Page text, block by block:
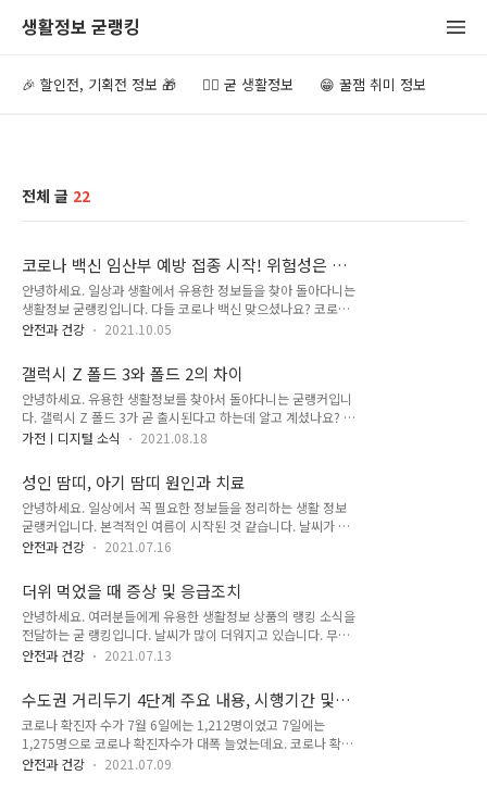
생활정보 굳랭킹
🎉 할인전, 기획전 정보 🎁 👍🏻 굳 생활정보 😁 꿀잼 취미 정보
전체 글 22
코로나 백신 임산부 예방 접종 시작! 위험성은 없
는가?
안녕하세요. 일상과 생활에서 유용한 정보들을 찾아 돌아다니는
생활정보 굳랭킹입니다. 다들 코로나 백신 맞으셨나요? 코로나
가 발생한 지 2년이 다 되어가고 있습니다. 세계적으로 대 유행
들의 안녕과 평화를 바랍니다. 임산부 코로나 백신 예방 접종 시
작 정부에서는 오는 8일부터 임산부 분들의 코라나 백신 예방 접
종을 시작한다고 합니다. 그동안 코로나 백신 예방 접종을 받고
싶었지만 임신으로 인하여 예방 접종을 받지 못하셨던 분들은 오
는 8일에 코로나 백신 예약 신청하셔서 꼭 코로나 예방접종받으
산모에게 악영향을 끼치는 것이 아닌가 라고 생각이 들 수 있으
나, 백신으로 인하여 산모와 태아에..
안전과 건강 2021.10.05
갤럭시 Z 폴드 3와 폴드 2의 차이
안녕하세요. 유용한 생활정보를 찾아서 돌아다니는 굳랭커입니
다. 갤럭시 Z 폴드 3가 곧 출시된다고 하는데 알고 계셨나요? 이
번에 나온 갤럭시 폴드 3는 지난 갤럭시 폴드 2에 비해서 굉장히
다. 갤럭시 폴드 3 폴드 2와의 차이 사실 지난 갤럭시 폴드 2 까
지는 신기하긴 했지만 몇 가지 단점들 때문에 구매가 망설여졌었
어요. 하지만 이번에 나온 갤럭시 폴드 3은 제가 생각했던 단점
들을 모두 보완하여 출시되었더라고요. 역시 소비자의 니즈를 잘
파악하는 대기업 삼성 답습니다. 갤럭시 Z 폴드 3 S Pen 사용 제
로 S펜의 기능들을 활용할 수 없었다는 점인데요. 넓은 화면은
만족스러웠지만 ..
가전ㅣ디지털 소식 2021.08.18
성인 땀띠, 아기 땀띠 원인과 치료
안녕하세요. 일상에서 꼭 필요한 정보들을 정리하는 생활 정보
굳랭커입니다. 본격적인 여름이 시작된 것 같습니다. 날씨가 너
무 더워졌어요. ㅠㅜ 잠깐씩만 걸어도 땀이 주룩주룩 너무 힘든
심하셔야 합니다. 땀띠가 나면 간지럽고 따갑고 여간 귀찮은 게
아닙니다. ㅠㅠ 다들 어렸을 때나 아기 때 땀띠 한 번씩 나신 경
험이 있을 거예요. 저 같은 경우에 성인이 된 이후로는 땀띠에 잘
걸리지 않지만, 그래도 3년에 한 번씩 정도는 걸렸던 것 같아요.
이렇게 가끔씩 우리를 귀찮고 아프게 많드는 땀띠 그 원인과 치
기 땀띠 원인 땀띠는 왜 생기는 것일까요? 그리고 왜 아기 때 더
많이 땀띠에 걸릴..
안전과 건강 2021.07.16
더위 먹었을 때 증상 및 응급조치
안녕하세요. 여러분들에게 유용한 생활정보 상품의 랭킹 소식을
전달하는 굳 랭킹입니다. 날씨가 많이 더워지고 있습니다. 무더
위, 열대야, 열돔, 폭염, 폭염주의보, 폭염경보와 같은 말들이 뉴
가게 되면 폭염성 질병에 걸리게 되는데요. 이러한 증상을 우리
는 흔히 더위 먹었다고 부릅니다. 뉴스나 각종 언론매체에서는
날씨가 더 더위질 것으로 보고 있는데요. 따라서 이번 글에서는
더위로 인한 질병들에 대해서 알아보도록 하겠습니다. 더위로 인
한 질병들도 여러 종류가 있는데요. 각각의 종류에 따라 어떠한
안전과 건강 2021.07.13
수도권 거리두기 4단계 주요 내용, 시행기간 및
적용범위
코로나 확진자 수가 7월 6일에는 1,212명이었고 7일에는
1,275명으로 코로나 확진자수가 대폭 늘었는데요. 코로나 확진
자의 증가로 사회적 거리두기가 수도권에서는 2단계에서 4단계
안전과 건강 2021.07.09